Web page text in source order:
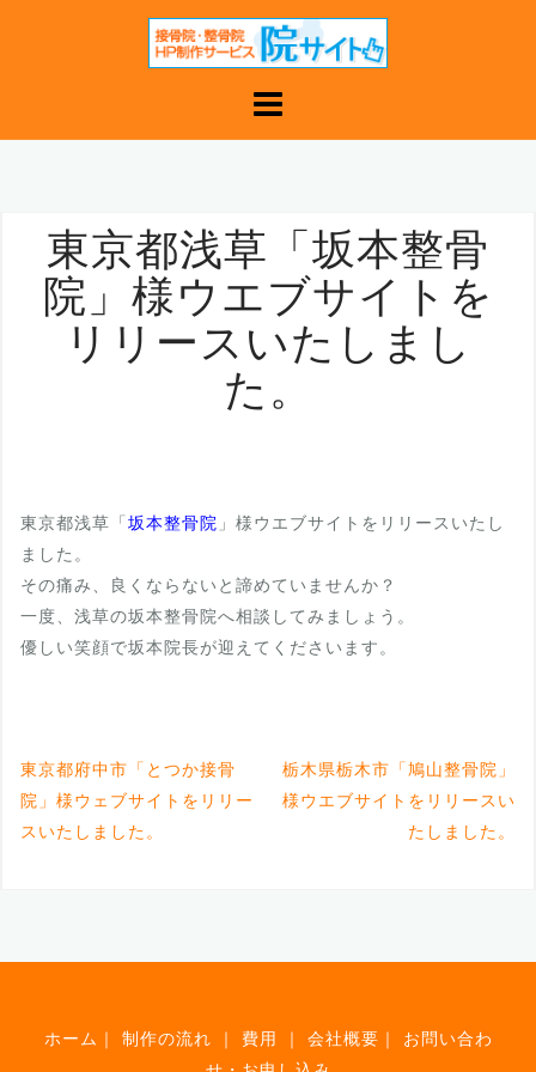
ツ
東京都浅草「坂本整骨
院」様ウエブサイトを
リリースいたしまし
た。
東京都浅草「坂本整骨院 」様ウエブサイトをリリースいたし
ました。
その痛み、良くならないと諦めていませんか？
一度、浅草の坂本整骨院へ相談してみましょう。
優しい笑顔で坂本院長が迎えてくださいます。
東京都府中市「とつか接骨
院」様ウェブサイトをリリー
スいたしました。
栃木県栃木市「鳩山整骨院」
様ウエブサイトをリリースい
たしました。
ホーム ｜ 制作の流れ ｜ 費用 ｜ 会社概要 ｜
お問い合わ